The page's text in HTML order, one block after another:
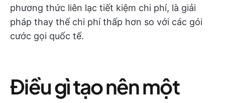
phương thức liên lạc tiết kiệm chi phí, là giải
pháp thay thế chi phí thấp hơn so với các gói
cước gọi quốc tế.
Điều gì tạo nên một